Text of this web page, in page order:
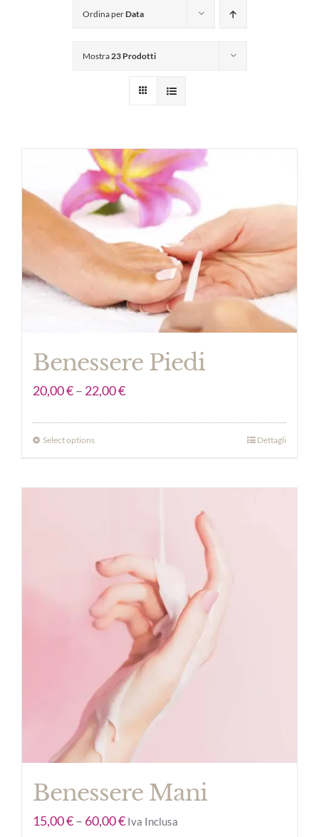
Ordina perData
Mostra23 Prodotti
Benessere Piedi
20,00€– 22,00€
Select options Dettagli
Benessere Mani
15,00€– 60,00€ Iva Inclusa